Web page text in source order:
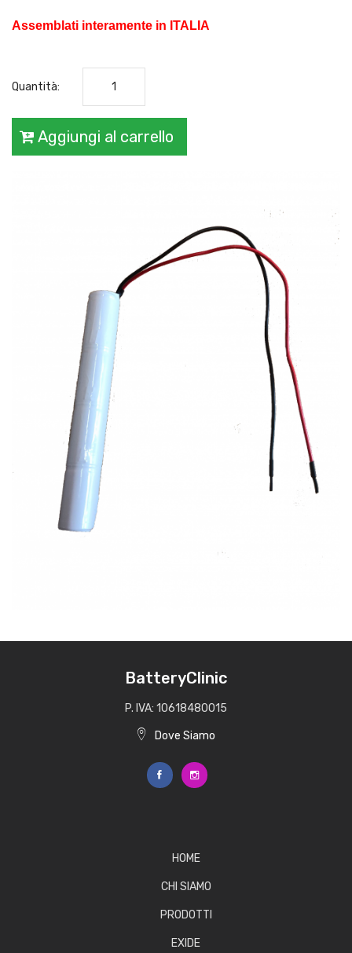
Assemblati interamente in ITALIA
Quantità:
Aggiungi al carrello
BatteryClinic
P. IVA: 10618480015
Dove Siamo
HOME
CHI SIAMO
PRODOTTI
EXIDE